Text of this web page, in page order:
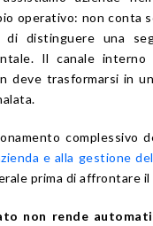
operativo: non conta
di distinguere una
Il canale interno
deve trasformarsi in
complessivo
e alla gestione
prima di affrontare
non rende